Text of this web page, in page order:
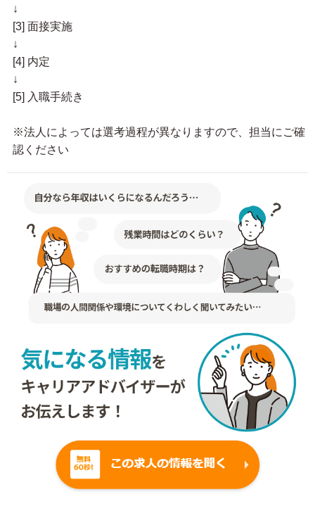
↓
[3] 面接実施
↓
[4] 内定
↓
[5] 入職手続き
※法人によっては選考過程が異なりますので、担当にご確
認ください